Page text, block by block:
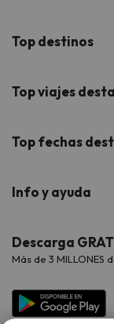
¿Quiénes somos?
Buscounchollo en
Proveedores
Viajes para grupos
Top destinos
Hoteles Andalucía
Hoteles Cataluña
Hoteles Galicia
Hoteles Salou
Top viajes
Viajes con Niños
Viajes de Novios
Chollos con Todo
Chollos en la playa
Top fechas
Verano
Vacaciones en
Vacaciones en
Info y ayuda
Contáctanos
Preguntas
Descarga
Más de 3 MILLONES